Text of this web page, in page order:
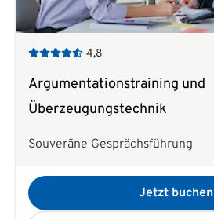
4,8
Argumentationstraining und
Überzeugungstechnik
Souveräne Gesprächsführung
Jetzt buchen